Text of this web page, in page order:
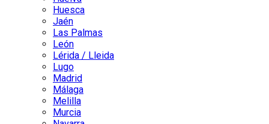
Huesca
Jaén
Las Palmas
León
Lérida / Lleida
Lugo
Madrid
Málaga
Melilla
Murcia